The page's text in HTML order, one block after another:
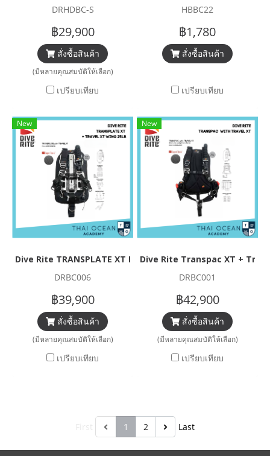
DRHDBC-S
฿29,900
สั่งซื้อสินค้า
(มีหลายคุณสมบัติให้เลือก)
เปรียบเทียบ
HBBC22
฿1,780
สั่งซื้อสินค้า
เปรียบเทียบ
New
Dive Rite TRANSPLATE XT BCD Set
DRBC006
฿39,900
สั่งซื้อสินค้า
(มีหลายคุณสมบัติให้เลือก)
เปรียบเทียบ
New
Dive Rite Transpac XT +
DRBC001
฿42,900
สั่งซื้อสินค้า
(มีหลายคุณสมบัติให้เลือก)
เปรียบเทียบ
1 2 Last